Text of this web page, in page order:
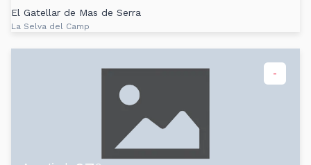
El Gatellar de Mas de Serra
La Selva del Camp
-